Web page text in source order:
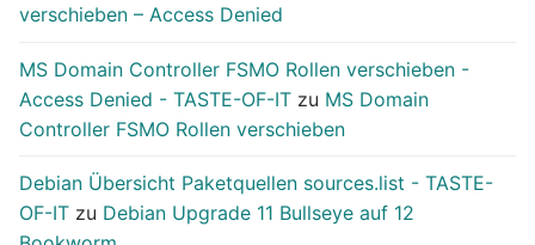
verschieben – Access Denied
MS Domain Controller FSMO Rollen verschieben -
Access Denied - TASTE-OF-IT zu MS Domain
Controller FSMO Rollen verschieben
Debian Übersicht Paketquellen sources.list - TASTE-
OF-IT zu Debian Upgrade 11 Bullseye auf 12